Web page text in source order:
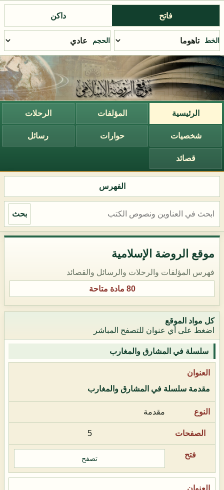
فاتح داكن
الخط الحجم
الرئيسية المؤلفات الرحلات
شخصيات حوارات رسائل
قصائد
الفهرس
بحث
موقع الروضة الإسلامية
فهرس المؤلفات والرحلات والرسائل والقصائد
80 مادة متاحة
كل مواد الموقع
اضغط على أي عنوان للتصفح المباشر
سلسلة في المشارق والمغارب
مقدمة سلسلة في المشارق والمغارب
مقدمة
5
تصفح